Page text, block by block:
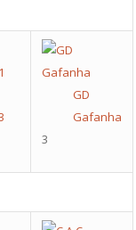
GD
Gafanha
3